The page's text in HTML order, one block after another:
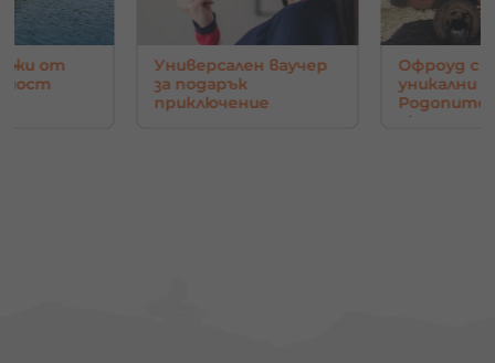
от
мост
Универсален ваучер
за подарък
приключение
Офроуд с
уникални
Родопите
око